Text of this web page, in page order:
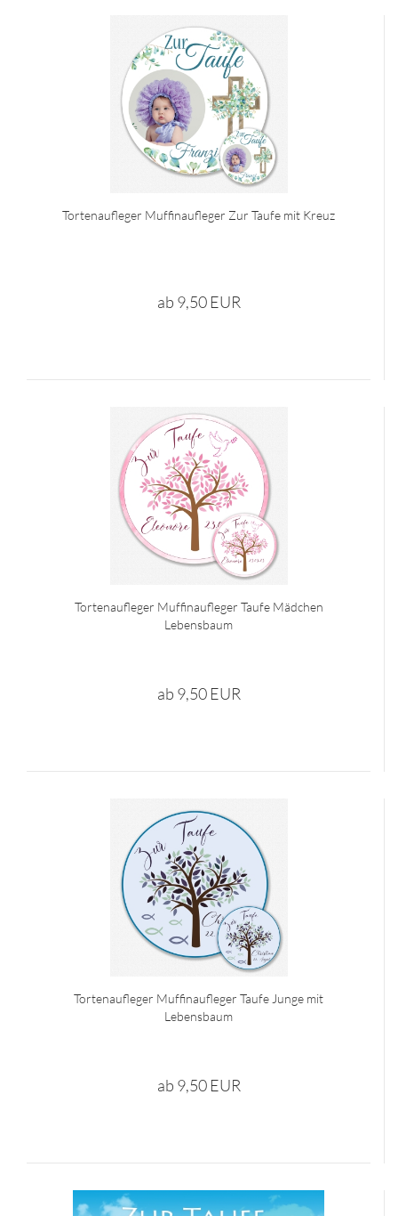
Tortenaufleger Muffinaufleger Zur Taufe mit Kreuz
ab 9,50 EUR
Tortenaufleger Muffinaufleger Taufe Mädchen
Lebensbaum
ab 9,50 EUR
Tortenaufleger Muffinaufleger Taufe Junge mit
Lebensbaum
ab 9,50 EUR